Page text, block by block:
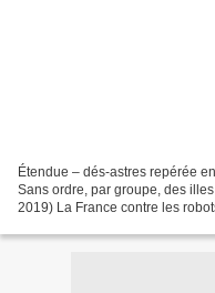
Étendue – dés-astres repérée
Sans ordre, par groupe, des
2019) La France contre les